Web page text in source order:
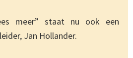
meer” staat nu ook een
Jan Hollander.